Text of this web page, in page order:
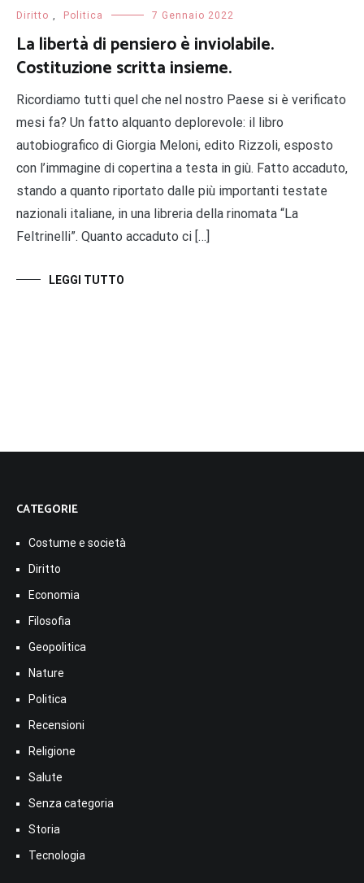
Diritto Politica 7 Gennaio 2022
La libertà di pensiero è inviolabile.
Costituzione scritta insieme.
Ricordiamo tutti quel che nel nostro Paese si è verificato
mesi fa? Un fatto alquanto deplorevole: il libro
autobiografico di Giorgia Meloni, edito Rizzoli, esposto
con l’immagine di copertina a testa in giù. Fatto accaduto,
stando a quanto riportato dalle più importanti testate
nazionali italiane, in una libreria della rinomata “La
Feltrinelli”. Quanto accaduto ci […]
LEGGI TUTTO
CATEGORIE
Costume e società
Diritto
Economia
Filosofia
Geopolitica
Nature
Politica
Recensioni
Religione
Salute
Senza categoria
Storia
Tecnologia